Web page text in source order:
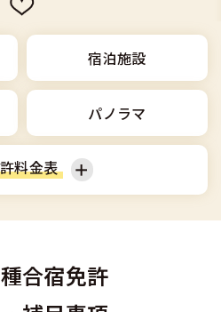
合宿免許
れ
は
？
得
夫？
いて
49-5522
校申込
宿泊施設
パノラマ
料金表
準中型車
大型車
合宿免許